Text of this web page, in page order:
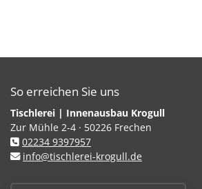
So erreichen Sie uns
Tischlerei | Innenausbau Krogull
Zur Mühle 2-4 · 50226 Frechen
02234 9397957
info@tischlerei-krogull.de